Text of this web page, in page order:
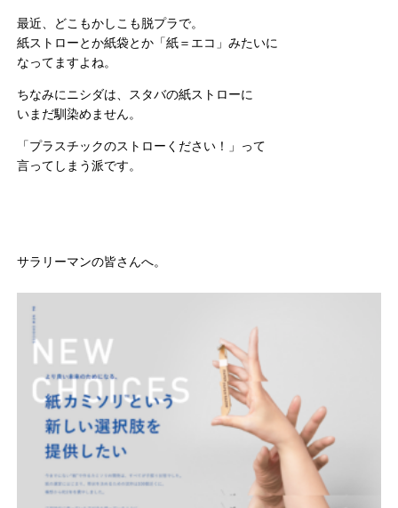
最近、どこもかしこも脱プラで。
紙ストローとか紙袋とか「紙＝エコ」みたいに
なってますよね。
ちなみにニシダは、スタバの紙ストローに
いまだ馴染めません。
「プラスチックのストローください！」って
言ってしまう派です。
サラリーマンの皆さんへ。